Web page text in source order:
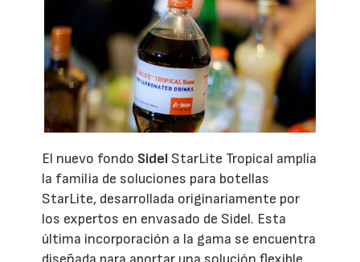
El nuevo fondo Sidel StarLite Tropical amplía
la familia de soluciones para botellas
StarLite, desarrollada originariamente por
los expertos en envasado de Sidel. Esta
última incorporación a la gama se encuentra